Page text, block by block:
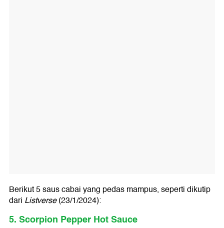
Berikut 5 saus cabai yang pedas mampus, seperti dikutip
dari Listverse(23/1/2024):
5. Scorpion Pepper Hot Sauce